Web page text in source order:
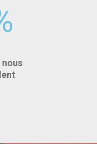
nous